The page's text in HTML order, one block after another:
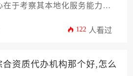
于考察其本地化服务能力、
靠谱代办机构，包括资质覆盖
122 人看过
合资质代办机构那个好,怎么